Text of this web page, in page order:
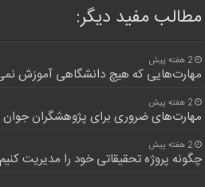
مطالب مفید دیگر:
2 هفته پیش
مهارت‌هایی که هیچ دانشگاهی آموزش
2 هفته پیش
مهارت‌های ضروری برای پژوهشگران جوان
2 هفته پیش
چگونه پروژه تحقیقاتی خود را مدیریت